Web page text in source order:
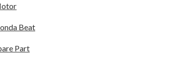
Beat
Part